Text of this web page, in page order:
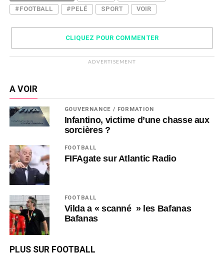
#FOOTBALL
#PELÉ SPORT VOIR
CLIQUEZ POUR COMMENTER
ADVERTISEMENT
A VOIR
GOUVERNANCE / FORMATION
Infantino, victime d’une chasse aux
sorcières ?
FOOTBALL
FIFAgate sur Atlantic Radio
FOOTBALL
Vilda a « scanné » les Bafanas
Bafanas
PLUS SUR FOOTBALL